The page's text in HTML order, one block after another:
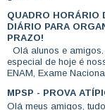
QUADRO HORÁRIO
DIÁRIO PARA
PRAZO!
Olá alunos e
especial de hoje é
ENAM, Exame
MPSP - PROVA
Olá meus amigos,